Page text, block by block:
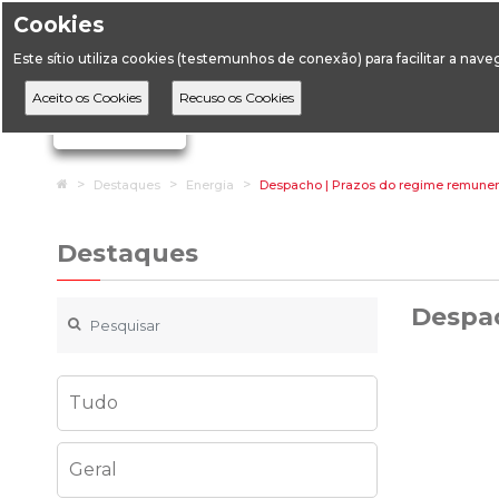
Cookies
Este sítio utiliza cookies (testemunhos de conexão) para facilitar a
Ignorar links de navegação
HomeDestaques Energia Despacho | Prazos do regime
Destaques
Tudo
Geral